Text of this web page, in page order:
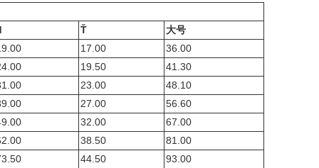
Ť
大号
17.00
36.00
19.50
41.30
23.00
48.10
27.00
56.60
32.00
67.00
38.50
81.00
44.50
93.00